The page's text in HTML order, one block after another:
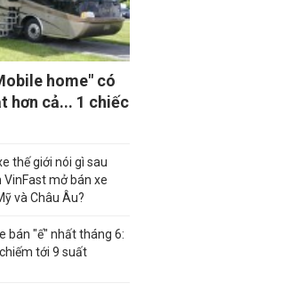
home" có
hơn cả... 1 chiếc
thế giới nói gì sau
mở bán xe
và Châu Âu?
bán "ế" nhất tháng 6:
tới 9 suất